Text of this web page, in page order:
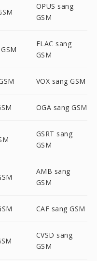
OPUS sang
GSM
FLAC sang
GSM
VOX sang GSM
OGA sang GSM
GSRT sang
GSM
AMB sang
GSM
CAF sang GSM
CVSD sang
GSM